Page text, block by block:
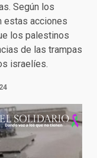
Según los
estas acciones
los palestinos
de las trampas
israelíes.